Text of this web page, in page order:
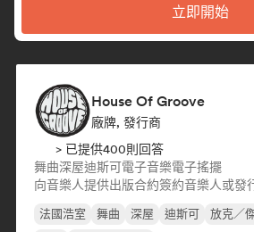
立即開始
House Of Groove
廠牌, 發行商
> 已提供400則回答
舞曲深屋迪斯可電子音樂電子搖擺
向音樂人提供出版合約簽約音樂人或發
法國浩室 舞曲 深屋 迪斯可 放克／